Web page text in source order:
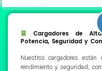
Cargadores de
Potencia, Seguridad y
Nuestros cargadores están
rendimiento y seguridad,